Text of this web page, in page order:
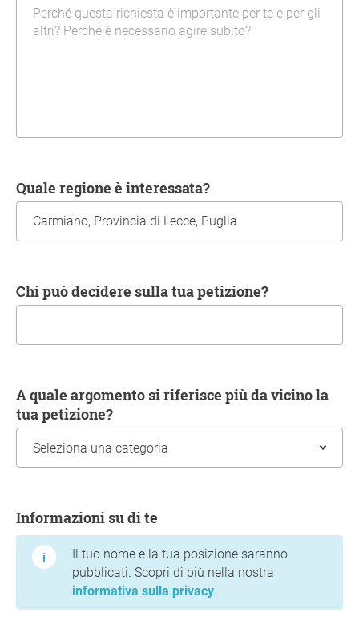
Quale regione è interessata?
Chi può decidere sulla tua petizione?
A quale argomento si riferisce più da vicino la
tua petizione?
Informazioni su di te
Il tuo nome e la tua posizione saranno
pubblicati. Scopri di più nella nostra
informativa sulla privacy.